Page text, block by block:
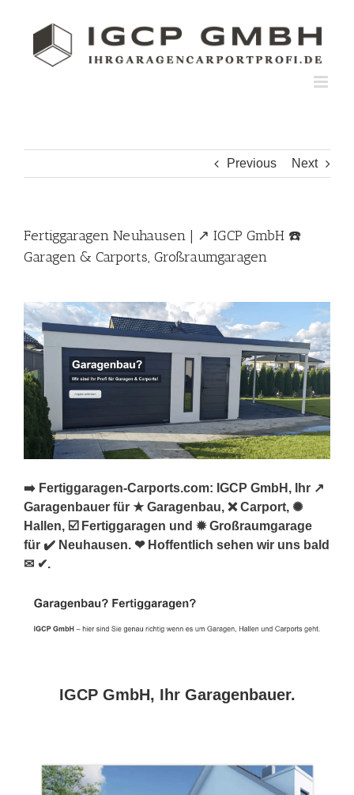
Previous Next
Fertiggaragen Neuhausen | ↗️ IGCP GmbH ☎️
Garagen & Carports, Großraumgaragen
➡️ Fertiggaragen-Carports.com: IGCP GmbH, Ihr ↗️
Garagenbauer für ★ Garagenbau, ❌ Carport, ✺
Hallen, ☑️ Fertiggaragen und ✹ Großraumgarage
für ✔️ Neuhausen. ❤ Hoffentlich sehen wir uns bald
✉ ✔.
IGCP GmbH, Ihr Garagenbauer.